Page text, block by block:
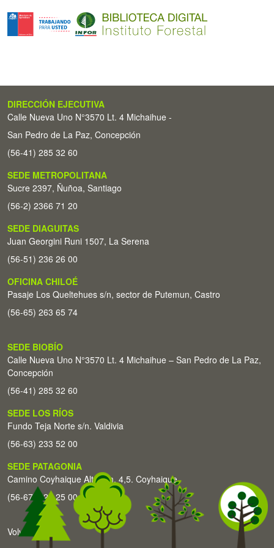
DIRECCIÓN EJECUTIVA
Calle Nueva Uno N°3570 Lt. 4 Michaihue -
San Pedro de La Paz, Concepción
(56-41) 285 32 60
SEDE METROPOLITANA
Sucre 2397, Ñuñoa, Santiago
(56-2) 2366 71 20
SEDE DIAGUITAS
Juan Georgini Runi 1507, La Serena
(56-51) 236 26 00
OFICINA CHILOÉ
Pasaje Los Queltehues s/n, sector de Putemun, Castro
(56-65) 263 65 74
SEDE BIOBÍO
Calle Nueva Uno N°3570 Lt. 4 Michaihue – San Pedro de La Paz,
Concepción
(56-41) 285 32 60
SEDE LOS RÍOS
Fundo Teja Norte s/n. Valdivia
(56-63) 233 52 00
SEDE PATAGONIA
Camino Coyhaique Alto Km. 4,5. Coyhaique
(56-67) 226 25 00
Volver arriba